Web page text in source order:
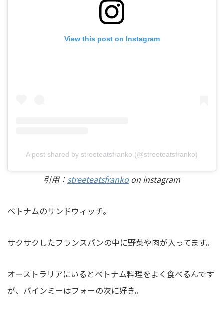
View this post on Instagram
A post shared by streeteatsfranko (@streeteatsfranko)
引用： streeteatsfranko on instagram
ベトナムのサンドウィッチ。
サクサクしたフランスパンの中に野菜や肉が入ってます。
オーストラリアにいるとベトナム料理をよく食べるんです
が、バインミーはフォーの次に好き。